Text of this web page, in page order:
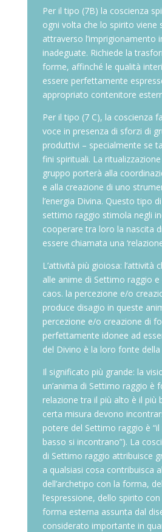
Per il tipo (7B) la coscienza
ogni volta che lo spirito viene
attraverso l’imprigionamento
inadeguate. Richiede la
forme, affinché le qualità
essere perfettamente
appropriato contenitore
Per il tipo (7 C), la coscienza
voce in presenza di sforzi di
produttivi – specialmente se
fini spirituali. La
gruppo porterà alla
e alla creazione di uno
l’energia Divina. Questo tipo
settimo raggio stimola negli
cooperare tra loro la nascita
essere chiamata una
L’attività più gioiosa: l’attività
alle anime di Settimo raggio
caos. la percezione e/o
produce disagio in queste
percezione e/o creazione di
perfettamente idonee ad
del Divino è la loro fonte
Il significato più grande: la
un’anima di Settimo raggio è
relazione tra il più alto è il più
certa misura devono
potere del Settimo raggio è
basso si incontrano”). La
di Settimo raggio attribuisce
a qualsiasi cosa contribuisca
dell’archetipo con la forma,
l’espressione, dello spirito
forma esterna assunta dal
considerato importante in